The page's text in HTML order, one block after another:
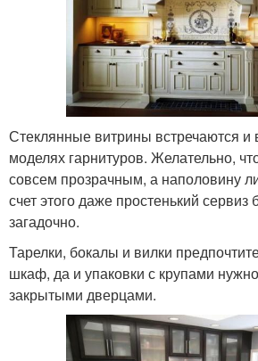
Стеклянные витрины встречаются
моделях гарнитуров. Желательно,
совсем прозрачным, а наполовину
счет этого даже простенький сервиз
загадочно.
Тарелки, бокалы и вилки
шкаф, да и упаковки с крупами
закрытыми дверцами.